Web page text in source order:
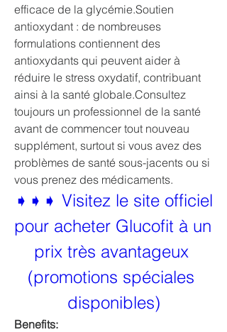
efficace de la glycémie.Soutien
antioxydant : de nombreuses
formulations contiennent des
antioxydants qui peuvent aider à
réduire le stress oxydatif, contribuant
ainsi à la santé globale.Consultez
toujours un professionnel de la santé
avant de commencer tout nouveau
supplément, surtout si vous avez des
problèmes de santé sous-jacents ou si
vous prenez des médicaments.
➧➧➧ Visitez le site officiel
pour acheter Glucofit à un
prix très avantageux
(promotions spéciales
disponibles)
Benefits: